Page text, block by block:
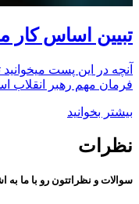
تبیین اساس کار
آنچه در این پست
فرمان مهم رهبر انقلاب
بیشتر بخوانید
نظرات
سوالات و نظراتتون رو با ما به